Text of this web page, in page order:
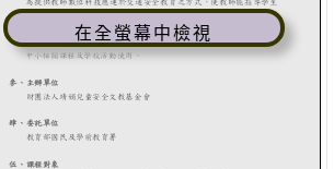
在全螢幕中檢視